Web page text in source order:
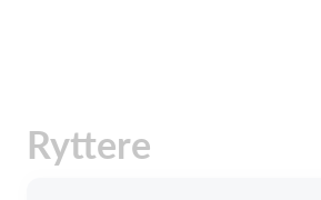
Ryttere